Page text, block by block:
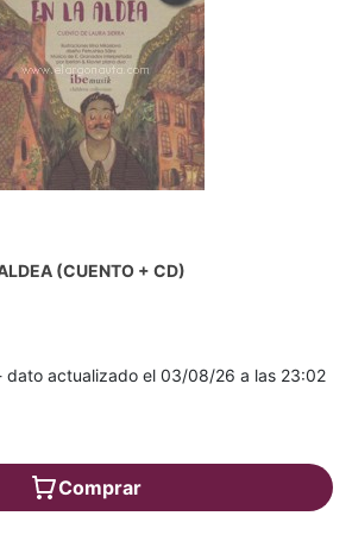
(CUENTO + CD)
dato actualizado el 03/08/26 a las 23:02
Comprar